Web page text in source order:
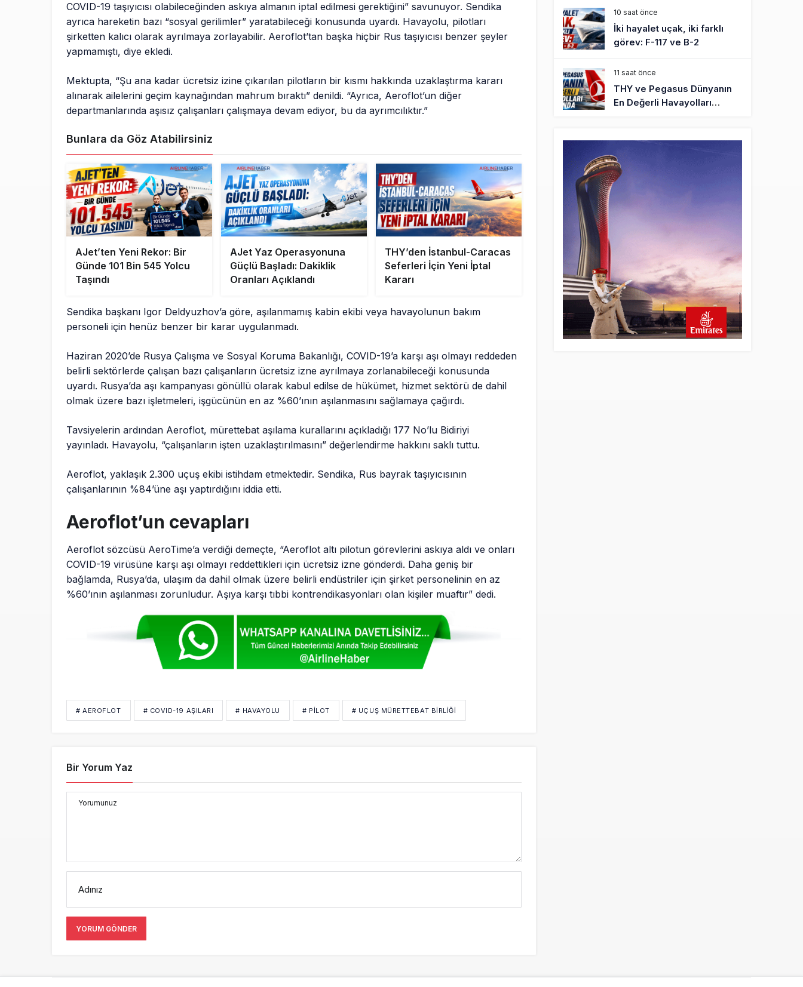
COVID-19 taşıyıcısı olabileceğinden askıya almanın iptal edilmesi gerektiğini” savunuyor. Sendika
ayrıca hareketin bazı “sosyal gerilimler” yaratabileceği konusunda uyardı. Havayolu, pilotları
şirketten kalıcı olarak ayrılmaya zorlayabilir. Aeroflot’tan başka hiçbir Rus taşıyıcısı benzer şeyler
yapmamıştı, diye ekledi.
Mektupta, “Şu ana kadar ücretsiz izine çıkarılan pilotların bir kısmı hakkında uzaklaştırma kararı
alınarak ailelerini geçim kaynağından mahrum bıraktı” denildi. “Ayrıca, Aeroflot’un diğer
departmanlarında aşısız çalışanları çalışmaya devam ediyor, bu da ayrımcılıktır.”
Bunlara da Göz Atabilirsiniz
AJet’ten Yeni Rekor: Bir
Günde 101 Bin 545 Yolcu
Taşındı
AJet Yaz Operasyonuna
Güçlü Başladı: Dakiklik
Oranları Açıklandı
THY’den İstanbul-Caracas
Seferleri İçin Yeni İptal
Kararı
Sendika başkanı Igor Deldyuzhov’a göre, aşılanmamış kabin ekibi veya havayolunun bakım
personeli için henüz benzer bir karar uygulanmadı.
Haziran 2020’de Rusya Çalışma ve Sosyal Koruma Bakanlığı, COVID-19’a karşı aşı olmayı reddeden
belirli sektörlerde çalışan bazı çalışanların ücretsiz izne ayrılmaya zorlanabileceği konusunda
uyardı. Rusya’da aşı kampanyası gönüllü olarak kabul edilse de hükümet, hizmet sektörü de dahil
olmak üzere bazı işletmeleri, işgücünün en az %60’ının aşılanmasını sağlamaya çağırdı.
Tavsiyelerin ardından Aeroflot, mürettebat aşılama kurallarını açıkladığı 177 No’lu Bidiriyi
yayınladı. Havayolu, “çalışanların işten uzaklaştırılmasını” değerlendirme hakkını saklı tuttu.
Aeroflot, yaklaşık 2.300 uçuş ekibi istihdam etmektedir. Sendika, Rus bayrak taşıyıcısının
çalışanlarının %84’üne aşı yaptırdığını iddia etti.
Aeroflot’un cevapları
Aeroflot sözcüsü AeroTime’a verdiği demeçte, “Aeroflot altı pilotun görevlerini askıya aldı ve onları
COVID-19 virüsüne karşı aşı olmayı reddettikleri için ücretsiz izne gönderdi. Daha geniş bir
bağlamda, Rusya’da, ulaşım da dahil olmak üzere belirli endüstriler için şirket personelinin en az
%60’ının aşılanması zorunludur. Aşıya karşı tıbbi kontrendikasyonları olan kişiler muaftır” dedi.
# AEROFLOT # COVID-19 AŞILARI # HAVAYOLU # PİLOT # UÇUŞ MÜRETTEBAT BIRLIĞI
Bir Yorum Yaz
Yorumunuz
Adınız
YORUM GÖNDER
10 saat önce
İki hayalet uçak, iki farklı
görev: F-117 ve B-2
11 saat önce
THY ve Pegasus Dünyanın
En Değerli Havayolları
Fly Baghdad ABD yaptırım
listesinden çıkarıldı
13 saat önce
Elektrikli uçaklar Avrupa’da
kısa rotalara hazırlanıyor
Trump’ı taşıyan Marine One,
yolcu uçağına fazla yaklaştı
14 saat önce
Emirates A380 yolcu